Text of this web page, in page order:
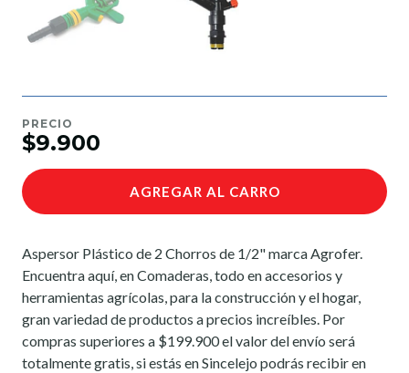
PRECIO
$9.900
AGREGAR AL CARRO
Aspersor Plástico de 2 Chorros de 1/2" marca Agrofer.
Encuentra aquí, en Comaderas, todo en accesorios y
herramientas agrícolas, para la construcción y el hogar,
gran variedad de productos a precios increíbles. Por
compras superiores a $199.900 el valor del envío será
totalmente gratis, si estás en Sincelejo podrás recibir en